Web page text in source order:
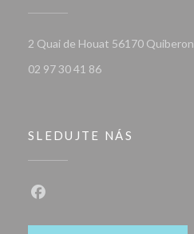
2 Quai de Houat 56170 Quiberon
02 97 30 41 86
SLEDUJTE NÁS